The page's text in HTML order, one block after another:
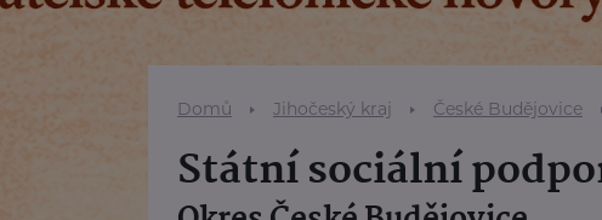
Domů Jihočeský kraj České Budějovice
Státní sociální